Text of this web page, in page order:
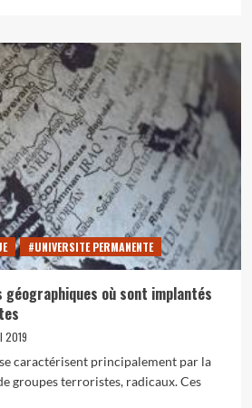
#UNIVERSITE PERMANENTE
géographiques où sont implantés
2019
caractérisent principalement par la
groupes terroristes, radicaux. Ces